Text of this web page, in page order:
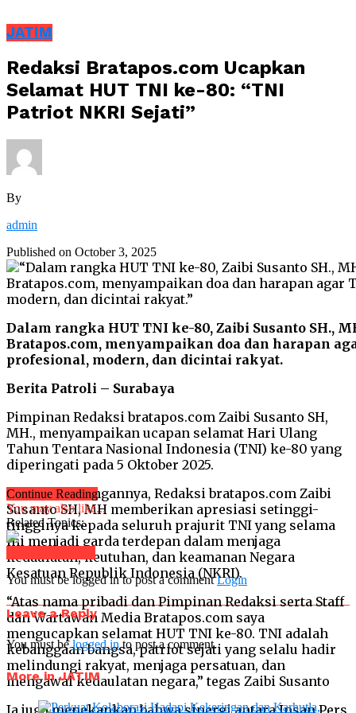
JATIM
Redaksi Bratapos.com Ucapkan
Selamat HUT TNI ke-80: “TNI
Patriot NKRI Sejati”
By
admin
Published on October 3, 2025
Dalam rangka HUT TNI ke-80, Zaibi Susanto SH.,
Bratapos.com, menyampaikan doa dan harapan
profesional, modern, dan dicintai rakyat.
Berita Patroli – Surabaya
Pimpinan Redaksi bratapos.com Zaibi Susanto SH,
MH., menyampaikan ucapan selamat Hari Ulang
Tahun Tentara Nasional Indonesia (TNI) ke-80 yang
diperingati pada 5 Oktober 2025.
Dalam keterangannya, Redaksi bratapos.com Zaibi
Susanto SH, MH memberikan apresiasi setinggi-
tingginya kepada seluruh prajurit TNI yang selama
ini menjadi garda terdepan dalam menjaga
kedaulatan, keutuhan, dan keamanan Negara
Kesatuan Republik Indonesia (NKRI).
“Atas nama pribadi dan Pimpinan Redaksi serta Staff
dan Wartawan Media Bratapos.com saya
mengucapkan selamat HUT TNI ke-80. TNI adalah
kebanggaan bangsa, patriot sejati yang selalu hadir
melindungi rakyat, menjaga persatuan, dan
mengawal kedaulatan negara,” tegas Zaibi Susanto
Continue Reading
You may also like...
Related Topics:
You must be logged in to post a commentLogin
Leave a Reply
You must belogged into post a comment.
More in JATIM